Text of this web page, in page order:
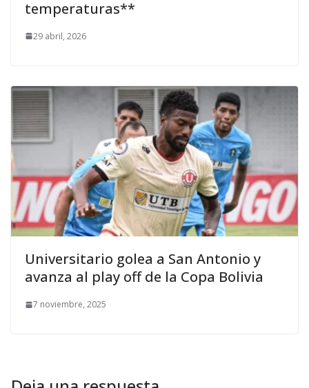
temperaturas**
29 abril, 2026
Universitario golea a San Antonio y
avanza al play off de la Copa Bolivia
7 noviembre, 2025